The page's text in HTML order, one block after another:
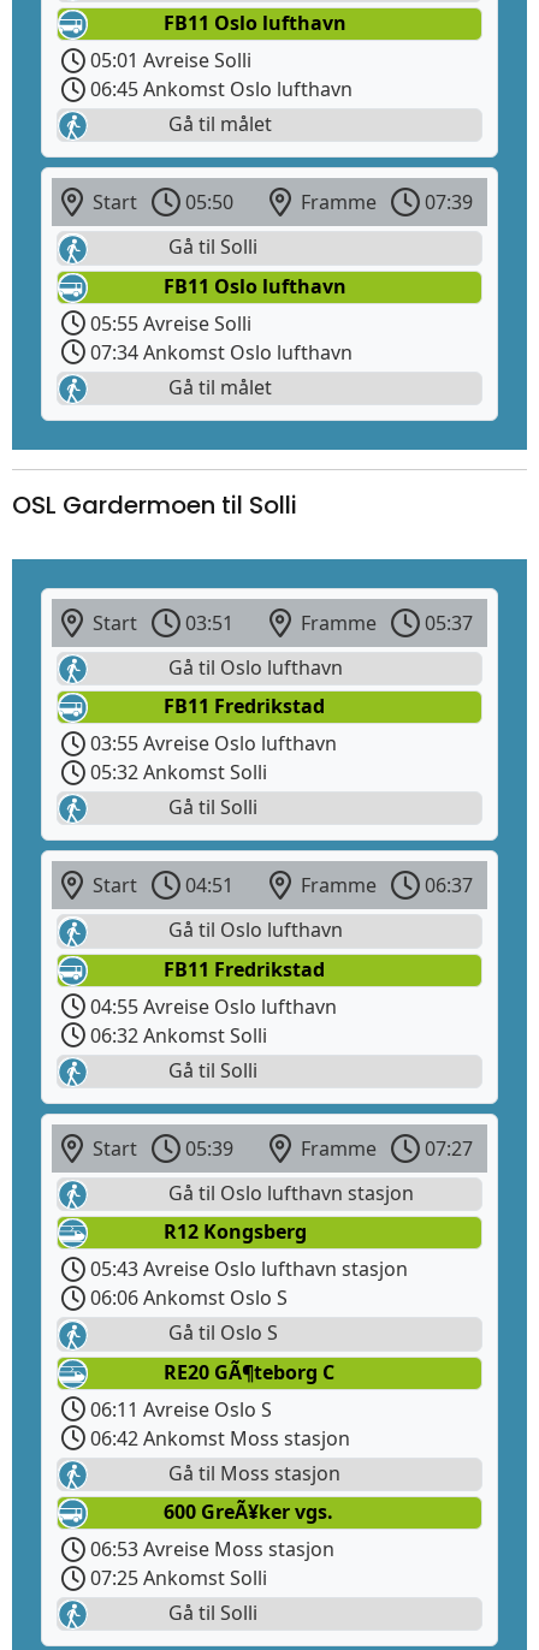
FB11 Oslo lufthavn
05:01 Avreise Solli
06:45 Ankomst Oslo lufthavn
Gå til målet
Start 05:50 Framme
07:39
Gå til Solli
FB11 Oslo lufthavn
05:55 Avreise Solli
07:34 Ankomst Oslo lufthavn
Gå til målet
OSL Gardermoen til Solli
Start 03:51 Framme
05:37
Gå til Oslo lufthavn
FB11 Fredrikstad
03:55 Avreise Oslo lufthavn
05:32 Ankomst Solli
Gå til Solli
Start 04:51 Framme
06:37
Gå til Oslo lufthavn
FB11 Fredrikstad
04:55 Avreise Oslo lufthavn
06:32 Ankomst Solli
Gå til Solli
Start 05:39 Framme
07:27
Gå til Oslo lufthavn stasjon
R12 Kongsberg
05:43 Avreise Oslo lufthavn stasjon
06:06 Ankomst Oslo S
Gå til Oslo S
RE20 GÃ¶teborg C
06:11 Avreise Oslo S
06:42 Ankomst Moss stasjon
Gå til Moss stasjon
600 GreÃ¥ker vgs.
06:53 Avreise Moss stasjon
07:25 Ankomst Solli
Gå til Solli